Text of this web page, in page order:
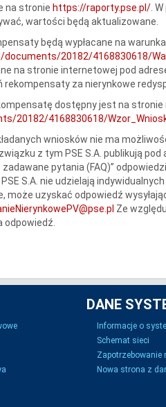
na stronie https://raporty.pse.pl/.
wartości będą aktualizowane.
będą wypłacane na
20182/4168830618/
na stronie internetowej pod
za nierynkowe
dostępny jest na
20182/4168830618/
wniosków nie ma
z tym PSE S.A. publikują pod
pytania (FAQ)”
S.A. nie udzielają
może uzyskać odpowiedź
Ze
odpowiedź.
DANE
Informacje o
Schemat sieci
Zapotrzebowanie
Nowa strona z